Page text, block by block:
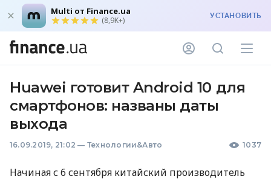
Multi от Finance.ua
(8,9K+) УСТАНОВИТЬ
Huawei готовит Android 10 для
смартфонов: названы даты
выхода
16.09.2019, 21:02 — Технологии&Авто 1037
Начиная с 6 сентября китайский производитель